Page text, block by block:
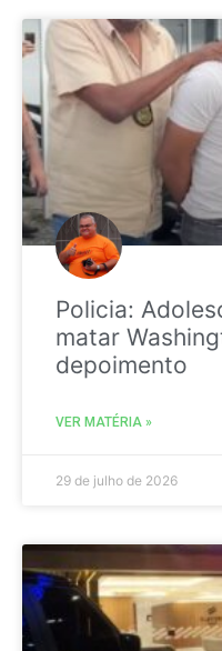
Policia:
matar
depoimento
VER MATÉRIA »
29 de julho de 2026